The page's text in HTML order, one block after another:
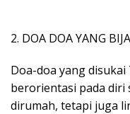
2. DOA DOA YANG
Doa-doa yang
berorientasi pada
dirumah, tetapi juga